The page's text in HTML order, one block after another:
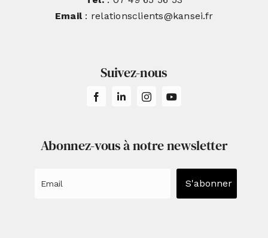
Email: relationsclients@kansei.fr
Suivez-nous
Abonnez-vous à notre newsletter
S'abonner